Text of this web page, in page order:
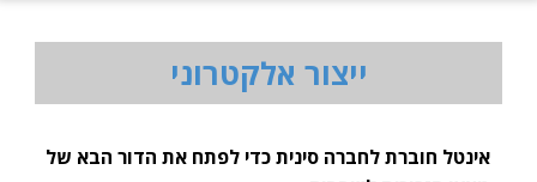
ייצור אלקטרוני
אינטל חוברת לחברה סינית כדי לפתח את הדור הבא של